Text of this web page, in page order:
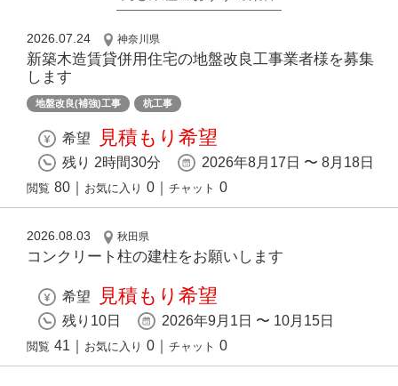
2026.07.24 神奈川県
新築木造賃貸併用住宅の地盤改良工事業者様を募集
します
地盤改良(補強)工事 杭工事
希望 見積もり希望
残り 2時間30分 2026年8月17日 〜 8月18日
閲覧 80 お気に入り 0 チャット 0
2026.08.03 秋田県
コンクリート柱の建柱をお願いします
希望 見積もり希望
残り10日 2026年9月1日 〜 10月15日
閲覧 41 お気に入り 0 チャット 0